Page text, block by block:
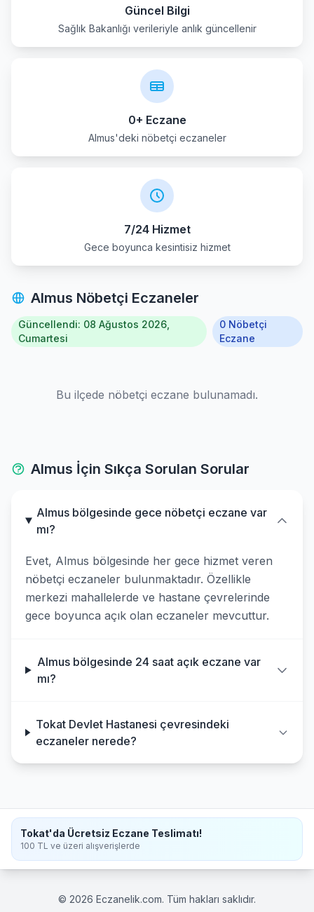
Güncel Bilgi
Sağlık Bakanlığı verileriyle anlık güncellenir
0+ Eczane
Almus'deki nöbetçi eczaneler
7/24 Hizmet
Gece boyunca kesintisiz hizmet
Almus Nöbetçi Eczaneler
Güncellendi: 08 Ağustos 2026,
Cumartesi
0 Nöbetçi
Eczane
Bu ilçede nöbetçi eczane bulunamadı.
Almus İçin Sıkça Sorulan Sorular
Almus bölgesinde gece nöbetçi eczane var
mı?
Evet, Almus bölgesinde her gece hizmet veren
nöbetçi eczaneler bulunmaktadır. Özellikle
merkezi mahallelerde ve hastane çevrelerinde
gece boyunca açık olan eczaneler mevcuttur.
Almus bölgesinde 24 saat açık eczane var
mı?
Tokat Devlet Hastanesi çevresindeki
eczaneler nerede?
Tokat'da Ücretsiz Eczane Teslimatı!
100 TL ve üzeri alışverişlerde
© 2026 Eczanelik.com. Tüm hakları saklıdır.